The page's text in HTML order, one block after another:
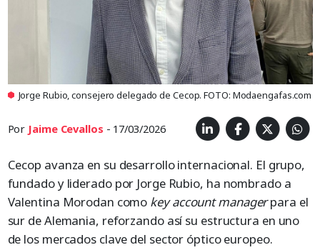
Jorge Rubio, consejero delegado de Cecop. FOTO: Modaengafas.com
Por Jaime Cevallos - 17/03/2026
Cecop avanza en su desarrollo internacional. El grupo,
fundado y liderado por Jorge Rubio, ha nombrado a
Valentina Morodan como key account managerpara el
sur de Alemania, reforzando así su estructura en uno
de los mercados clave del sector óptico europeo.